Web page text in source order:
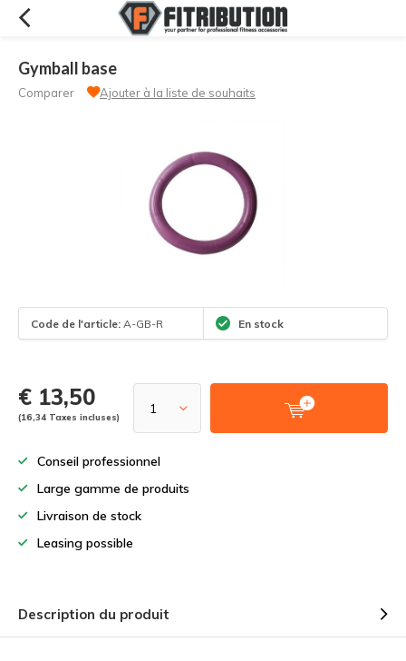
Gymball base
Comparer Ajouter à la liste de souhaits
Code de l'article: A-GB-R En stock
€ 13,50
(16,34 Taxes incluses)
Conseil professionnel
Large gamme de produits
Livraison de stock
Leasing possible
Description du produit